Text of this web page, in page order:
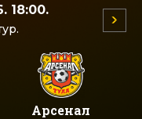
18:00.
Арсенал